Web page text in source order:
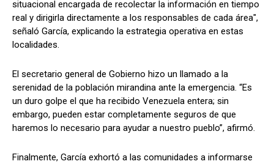
situacional encargada de recolectar la información en tiempo
real y dirigirla directamente a los responsables de cada área",
señaló García, explicando la estrategia operativa en estas
localidades.
El secretario general de Gobierno hizo un llamado a la
serenidad de la población mirandina ante la emergencia. “Es
un duro golpe el que ha recibido Venezuela entera; sin
embargo, pueden estar completamente seguros de que
haremos lo necesario para ayudar a nuestro pueblo”, afirmó.
Finalmente, García exhortó a las comunidades a informarse